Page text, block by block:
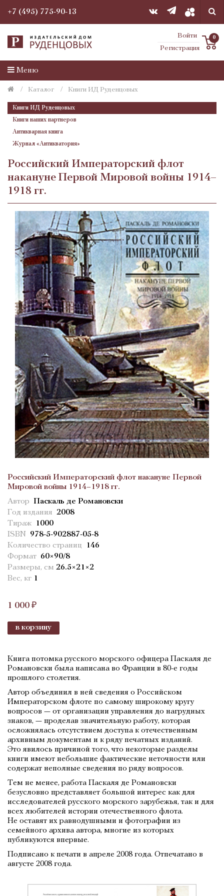
+7 (495) 775-90-13
Войти
Регистрация
0
Меню
Каталог Книги ИД Руденцовых
Книги ИД Руденцовых
Книги наших партнеров
Антикварная книга
Журнал «Антикватория»
Российский Императорский флот
накануне Первой Мировой войны 1914–
1918 гг.
Российский Императорский флот накануне Первой
Мировой войны 1914–1918 гг.
Автор Паскаль де Романовски
Год издания 2008
Тираж
1000
ISBN 978-5-902887-05-8
Количество страниц
146
Формат 60×90/8
Размеры, см 26.5×21×2
Вес, кг 1
1 000 ₽
в корзину
Книга потомка русского морского офицера Паскаля де
Романовски была написана во Франции в 80-е годы
прошлого столетия.
Автор объединил в ней сведения о Российском
Императорском флоте по самому широкому кругу
вопросов — от организации управления до нагрудных
знаков, — проделав значительную работу, которая
осложнялась отсутствием доступа к отечественным
архивным документам и к ряду печатных изданий.
Это явилось причиной того, что некоторые разделы
книги имеют небольшие фактические неточности или
содержат неполные сведения по ряду вопросов.
Тем не менее, работа Паскаля де Романовски
безусловно представляет большой интерес как для
исследователей русского морского зарубежья, так и для
всех любителей истории отечественного флота.
Не оставят их равнодушными и фотографии из
семейного архива автора, многие из которых
публикуются впервые.
Подписано к печати в апреле 2008 года. Отпечатано в
августе 2008 года.